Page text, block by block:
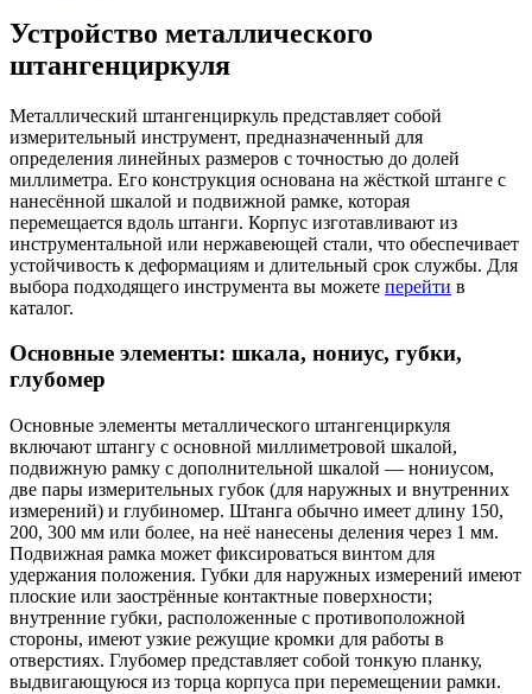
Устройство металлического
штангенциркуля
Металлический штангенциркуль представляет собой
измерительный инструмент, предназначенный для
определения линейных размеров с точностью до долей
миллиметра. Его конструкция основана на жёсткой штанге с
нанесённой шкалой и подвижной рамке, которая
перемещается вдоль штанги. Корпус изготавливают из
инструментальной или нержавеющей стали, что обеспечивает
устойчивость к деформациям и длительный срок службы. Для
выбора подходящего инструмента вы можете перейти в
каталог.
Основные элементы: шкала, нониус, губки,
глубомер
Основные элементы металлического штангенциркуля
включают штангу с основной миллиметровой шкалой,
подвижную рамку с дополнительной шкалой — нониусом,
две пары измерительных губок (для наружных и внутренних
измерений) и глубиномер. Штанга обычно имеет длину 150,
200, 300 мм или более, на неё нанесены деления через 1 мм.
Подвижная рамка может фиксироваться винтом для
удержания положения. Губки для наружных измерений имеют
плоские или заострённые контактные поверхности;
внутренние губки, расположенные с противоположной
стороны, имеют узкие режущие кромки для работы в
отверстиях. Глубомер представляет собой тонкую планку,
выдвигающуюся из торца корпуса при перемещении рамки.